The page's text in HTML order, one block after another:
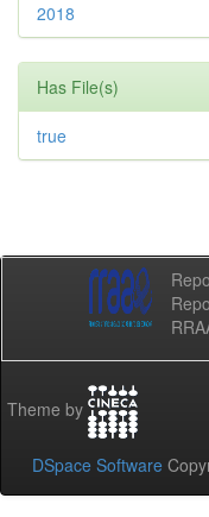
2018
Has File(s)
true
Theme by
DSpace Software